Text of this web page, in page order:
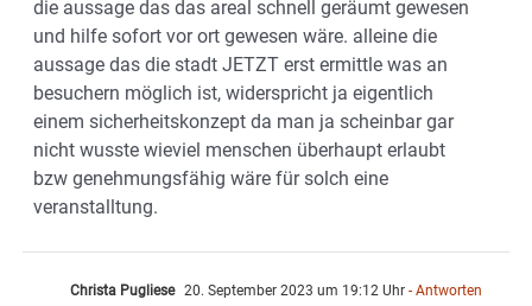
die aussage das das areal schnell geräumt gewesen
und hilfe sofort vor ort gewesen wäre. alleine die
aussage das die stadt JETZT erst ermittle was an
besuchern möglich ist, widerspricht ja eigentlich
einem sicherheitskonzept da man ja scheinbar gar
nicht wusste wieviel menschen überhaupt erlaubt
bzw genehmungsfähig wäre für solch eine
veranstalltung.
Christa Pugliese 20. September 2023 um 19:12 Uhr - Antworten